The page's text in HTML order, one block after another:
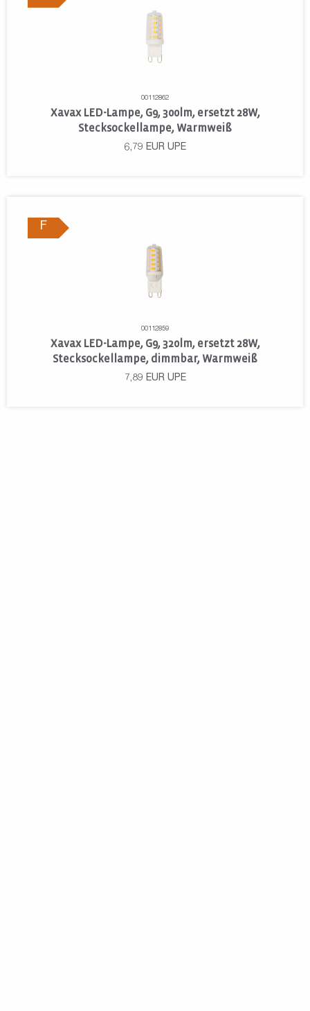
00112862
Xavax LED-Lampe, G9, 300lm, ersetzt 28W,
Stecksockellampe, Warmweiß
6,79 EUR UPE
F
00112859
Xavax LED-Lampe, G9, 320lm, ersetzt 28W,
Stecksockellampe, dimmbar, Warmweiß
7,89 EUR UPE